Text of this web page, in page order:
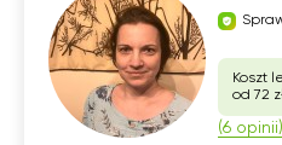
Koszt
od 72
(6 opinii)